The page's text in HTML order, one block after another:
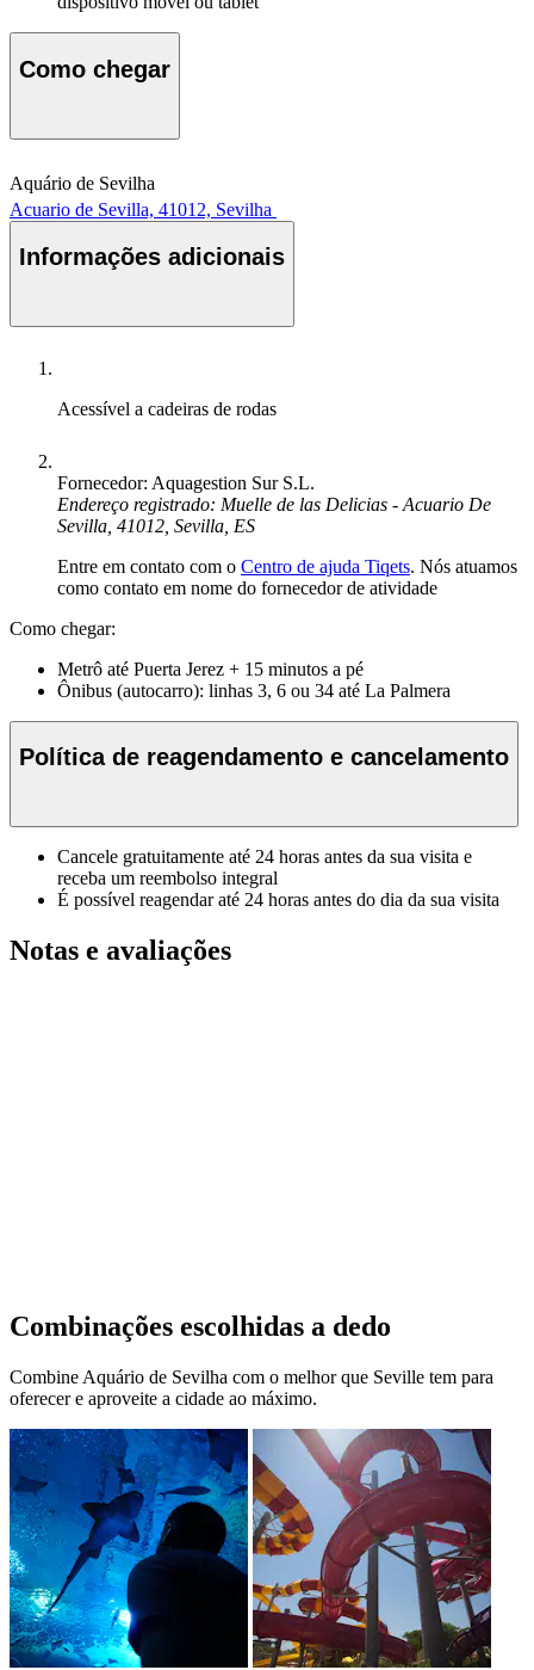
Como chegar
Aquário de Sevilha
Acuario de Sevilla, 41012, Sevilha
Informações adicionais
Acessível a cadeiras de rodas
Fornecedor: Aquagestion Sur S.L.
Endereço registrado: Muelle de las Delicias - Acuario De
Sevilla, 41012, Sevilla, ES
Entre em contato com o Centro de ajuda Tiqets. Nós atuamos
como contato em nome do fornecedor de atividade
Como chegar:
Metrô até Puerta Jerez + 15 minutos a pé
Ônibus (autocarro): linhas 3, 6 ou 34 até La Palmera
Política de reagendamento e cancelamento
Cancele gratuitamente até 24 horas antes da sua visita e
receba um reembolso integral
É possível reagendar até 24 horas antes do dia da sua visita
Notas e avaliações
Combinações escolhidas a dedo
Combine Aquário de Sevilha com o melhor que Seville tem para
oferecer e aproveite a cidade ao máximo.